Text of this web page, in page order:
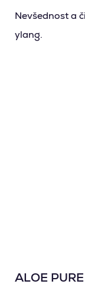
Nevšednost a
ylang.
ALOE PURE